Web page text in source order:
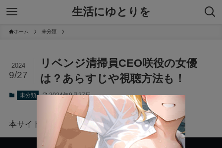
生活にゆとりを
ホーム 未分類
リベンジ清掃員CEO咲役の女優
は？あらすじや視聴方法も！
2024
9/27
未分類 2024年9月27日
本サイトにはプロモーションが含まれています。